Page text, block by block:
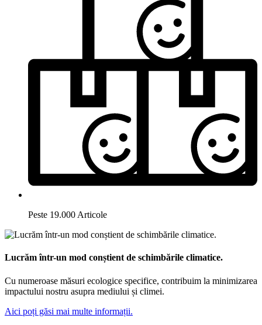
Peste 19.000 Articole
Lucrăm într-un mod conștient de schimbările climatice.
Cu numeroase măsuri ecologice specifice, contribuim la minimizarea
impactului nostru asupra mediului și climei.
Aici poți găsi mai multe informații.